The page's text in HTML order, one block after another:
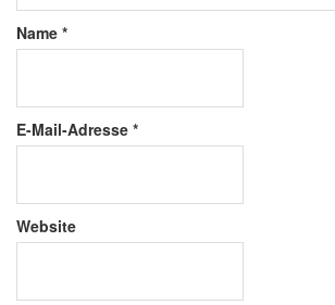
Name *
E-Mail-Adresse *
Website